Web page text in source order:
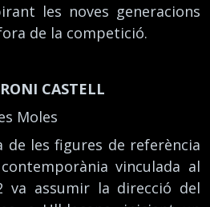
les noves generacions
de la competició.
CASTELL
Moles
de les figures de referència
vinculada al
va assumir la direcció del